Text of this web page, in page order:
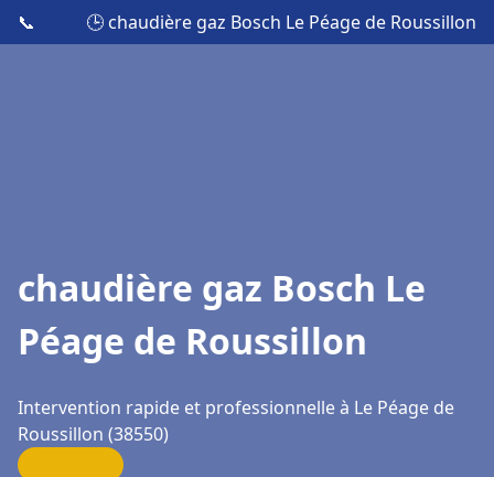
📞 🕒 chaudière gaz Bosch Le Péage de Roussillon
chaudière gaz Bosch Le
Péage de Roussillon
Intervention rapide et professionnelle à Le Péage de
Roussillon (38550)